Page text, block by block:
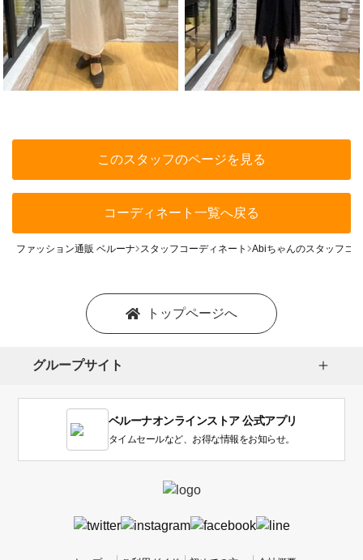
このスタッフのページを見る
コーディネート一覧へ戻る
ファッション通販 ベルーナ スタッフコーディネート Abiちゃんのスタッフコ
トップページへ
グループサイト
ベルーナオンラインストア 公式アプリ
タイムセールなど、お得な情報をお知らせ。